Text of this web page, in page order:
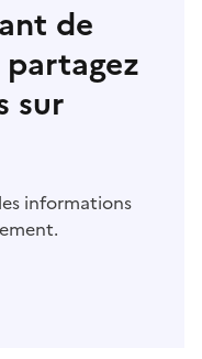
de
sur
informations